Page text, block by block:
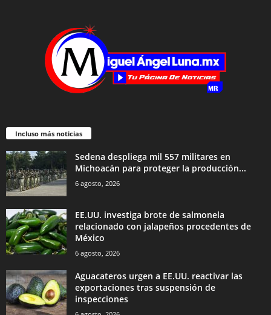
Incluso más noticias
Sedena despliega mil 557 militares en
Michoacán para proteger la producción...
6 agosto, 2026
EE.UU. investiga brote de salmonela
relacionado con jalapeños procedentes de
México
6 agosto, 2026
Aguacateros urgen a EE.UU. reactivar las
exportaciones tras suspensión de
inspecciones